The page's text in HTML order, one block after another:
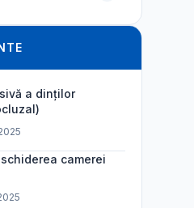
a dinților
camerei